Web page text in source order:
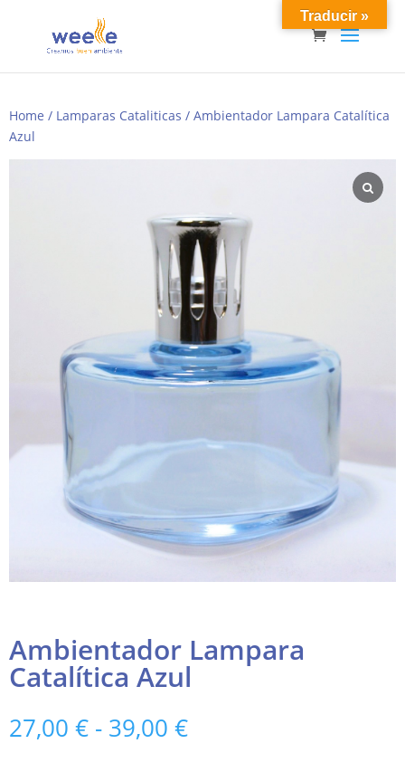
Home / Lamparas Cataliticas / Ambientador Lampara Catalítica
Azul
Ambientador Lampara
Catalítica Azul
27,00 € - 39,00 €Rango
Traducir »